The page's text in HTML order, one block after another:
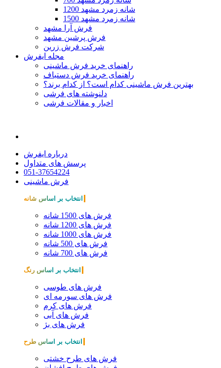
1200 شانه زمرد مشهد
1500 شانه زمرد مشهد
فرش آرا مشهد
فرش پرشین مشهد
شرکت فرش زرین
مجله ایفرش
راهنمای خرید فرش ماشینی
راهنمای خرید فرش دستباف
بهترین فرش ماشینی کدام است؟ از کدام برند؟
دلنوشته های فرشی
اخبار و مقالات فرشی
درباره ایفرش
پرسش های متداول
051-37654224
فرش ماشینی
انتخاب بر اساس شانه
فرش های 1500 شانه
فرش های 1200 شانه
فرش های 1000 شانه
فرش های 500 شانه
فرش های 700 شانه
انتخاب بر اساس رنگ
فرش های طوسی
فرش های سورمه ای
فرش های کرم
فرش های آبی
فرش های بژ
انتخاب بر اساس طرح
فرش های طرح خشتی